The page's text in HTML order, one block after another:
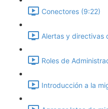
Conectores (9:22)
Alertas y directivas
Roles de
Introducción a la